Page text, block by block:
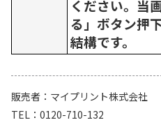
ください。当
る」ボタン押
結構です。
販売者
マイプリント株式会社
TEL
0120-710-132